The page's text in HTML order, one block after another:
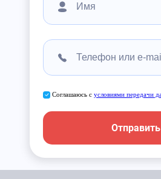
Соглашаюсь с условиями передачи
Отправить